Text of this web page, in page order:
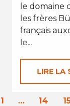
le
les frères
français
le...
LIRE LA
1 … 14